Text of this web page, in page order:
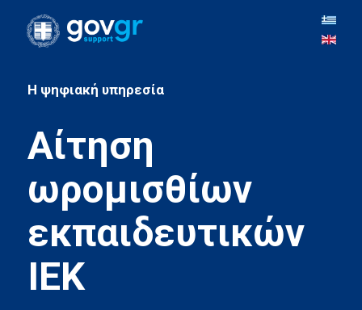
H ψηφιακή υπηρεσία
Αίτηση
ωρομισθίων
εκπαιδευτικών
ΙΕΚ